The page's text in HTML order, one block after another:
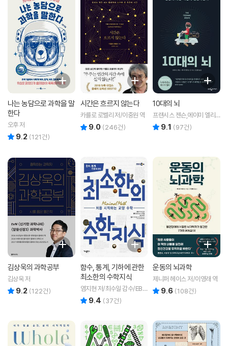
나는 농담으로 과학을 말
한다
오후 저
9.2 (121건)
시간은 흐르지 않는다
카를로 로벨리 저/이중원 역
9.0 (246건)
10대의 뇌
프랜시스 젠슨,에이미 엘리
스 넛 저/김성훈 역
9.1 (97건)
김상욱의 과학공부
김상욱 저
9.2 (122건)
함수, 통계, 기하에 관한
최소한의 수학지식
염지현 저/최수일 감수/EBS
미디어 기획/EBSMath 제작
팀 원작
9.4 (37건)
운동의 뇌과학
제니퍼 헤이스 저/이영래 역
9.6 (108건)